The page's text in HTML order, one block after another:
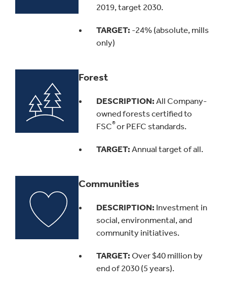
2019, target 2030.
TARGET: -24% (absolute, mills
only)
Forest
DESCRIPTION: All Company-
owned forests certified to
FSC®or PEFC standards.
TARGET: Annual target of all.
Communities
DESCRIPTION: Investment in
social, environmental, and
community initiatives.
TARGET: Over $40 million by
end of 2030 (5 years).